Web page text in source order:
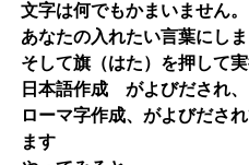
文字は何でもかまいません。
あなたの入れたい言葉にしま
そして旗（はた）を押して
日本語作成 がよびだされ
ローマ字作成、がよびださ
ます